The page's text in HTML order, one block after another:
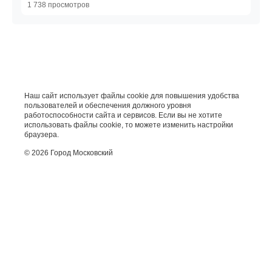
1 738 просмотров
Наш сайт использует файлы cookie для повышения удобства
пользователей и обеспечения должного уровня
работоспособности сайта и сервисов. Если вы не хотите
использовать файлы cookie, то можете изменить настройки
браузера.
© 2026 Город Московский